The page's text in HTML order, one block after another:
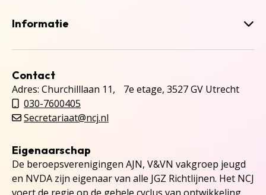
Informatie
Contact
Adres: Churchilllaan 11, 7e etage, 3527 GV Utrecht
030-7600405
Secretariaat@ncj.nl
Eigenaarschap
De beroepsverenigingen AJN, V&VN vakgroep jeugd
en NVDA zijn eigenaar van alle JGZ Richtlijnen. Het NCJ